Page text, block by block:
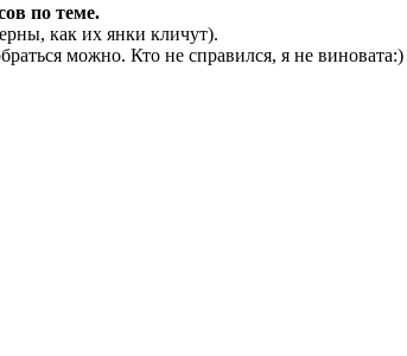
по теме.
как их янки кличут).
можно. Кто не справился, я не виновата:)